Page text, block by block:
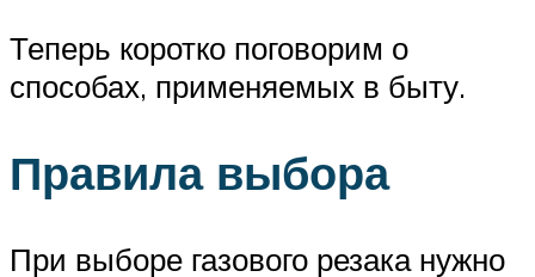
Теперь коротко поговорим о
способах, применяемых в быту.
Правила выбора
При выборе газового резака нужно